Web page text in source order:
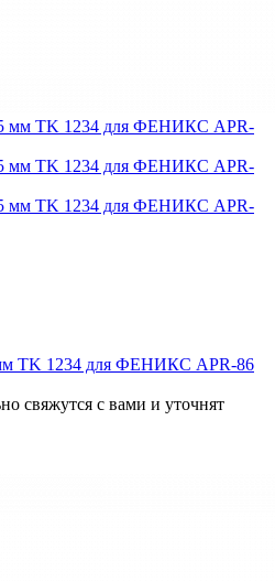
TK 1234 для ФЕНИКС APR-86
свяжутся с вами и уточнят